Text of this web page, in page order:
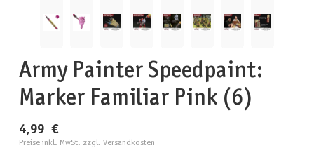
Army Painter Speedpaint:
Marker Familiar Pink (6)
4,99 €
Preise inkl. MwSt. zzgl. Versandkosten